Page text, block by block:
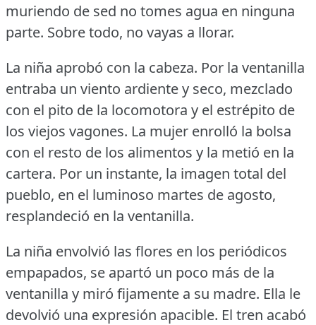
muriendo de sed no tomes agua en ninguna
parte. Sobre todo, no vayas a llorar.
La niña aprobó con la cabeza. Por la ventanilla
entraba un viento ardiente y seco, mezclado
con el pito de la locomotora y el estrépito de
los viejos vagones. La mujer enrolló la bolsa
con el resto de los alimentos y la metió en la
cartera. Por un instante, la imagen total del
pueblo, en el luminoso martes de agosto,
resplandeció en la ventanilla.
La niña envolvió las flores en los periódicos
empapados, se apartó un poco más de la
ventanilla y miró fijamente a su madre. Ella le
devolvió una expresión apacible. El tren acabó